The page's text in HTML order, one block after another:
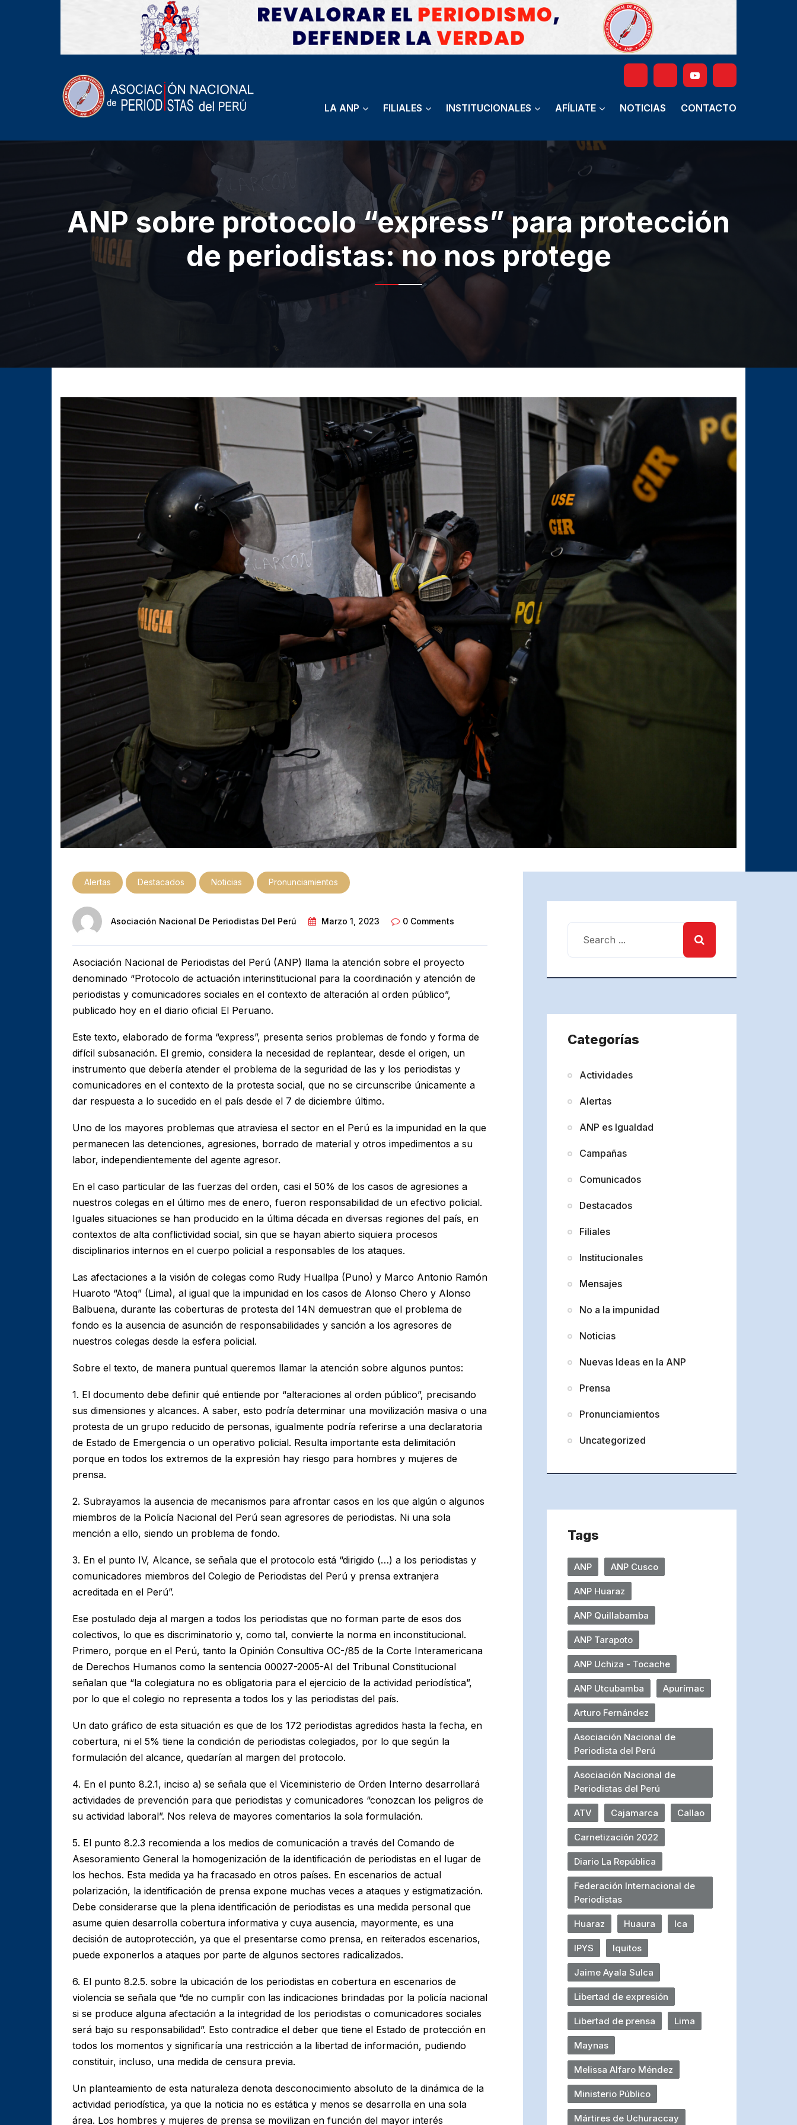
LA ANP FILIALES INSTITUCIONALES AFÍLIATE NOTICIAS CONTACTO
ANP sobre protocolo “express” para protección
de periodistas: no nos protege
Alertas Destacados Noticias Pronunciamientos
Asociación Nacional De Periodistas Del Perú Marzo 1, 2023 0 Comments
Asociación Nacional de Periodistas del Perú (ANP) llama la atención sobre el proyecto
denominado “Protocolo de actuación interinstitucional para la coordinación y atención de
periodistas y comunicadores sociales en el contexto de alteración al orden público”,
publicado hoy en el diario oficial El Peruano.
Este texto, elaborado de forma “express”, presenta serios problemas de fondo y forma de
difícil subsanación. El gremio, considera la necesidad de replantear, desde el origen, un
instrumento que debería atender el problema de la seguridad de las y los periodistas y
comunicadores en el contexto de la protesta social, que no se circunscribe únicamente a
dar respuesta a lo sucedido en el país desde el 7 de diciembre último.
Uno de los mayores problemas que atraviesa el sector en el Perú es la impunidad en la que
permanecen las detenciones, agresiones, borrado de material y otros impedimentos a su
labor, independientemente del agente agresor.
En el caso particular de las fuerzas del orden, casi el 50% de los casos de agresiones a
nuestros colegas en el último mes de enero, fueron responsabilidad de un efectivo policial.
Iguales situaciones se han producido en la última década en diversas regiones del país, en
contextos de alta conflictividad social, sin que se hayan abierto siquiera procesos
disciplinarios internos en el cuerpo policial a responsables de los ataques.
Las afectaciones a la visión de colegas como Rudy Huallpa (Puno) y Marco Antonio Ramón
Huaroto “Atoq” (Lima), al igual que la impunidad en los casos de Alonso Chero y Alonso
Balbuena, durante las coberturas de protesta del 14N demuestran que el problema de
fondo es la ausencia de asunción de responsabilidades y sanción a los agresores de
nuestros colegas desde la esfera policial.
Sobre el texto, de manera puntual queremos llamar la atención sobre algunos puntos:
1. El documento debe definir qué entiende por “alteraciones al orden público”, precisando
sus dimensiones y alcances. A saber, esto podría determinar una movilización masiva o una
protesta de un grupo reducido de personas, igualmente podría referirse a una declaratoria
de Estado de Emergencia o un operativo policial. Resulta importante esta delimitación
porque en todos los extremos de la expresión hay riesgo para hombres y mujeres de
prensa.
2. Subrayamos la ausencia de mecanismos para afrontar casos en los que algún o algunos
miembros de la Policía Nacional del Perú sean agresores de periodistas. Ni una sola
mención a ello, siendo un problema de fondo.
3. En el punto IV, Alcance, se señala que el protocolo está “dirigido (…) a los periodistas y
comunicadores miembros del Colegio de Periodistas del Perú y prensa extranjera
acreditada en el Perú”.
Ese postulado deja al margen a todos los periodistas que no forman parte de esos dos
colectivos, lo que es discriminatorio y, como tal, convierte la norma en inconstitucional.
Primero, porque en el Perú, tanto la Opinión Consultiva OC-/85 de la Corte Interamericana
de Derechos Humanos como la sentencia 00027-2005-AI del Tribunal Constitucional
señalan que “la colegiatura no es obligatoria para el ejercicio de la actividad periodística”,
por lo que el colegio no representa a todos los y las periodistas del país.
Un dato gráfico de esta situación es que de los 172 periodistas agredidos hasta la fecha, en
cobertura, ni el 5% tiene la condición de periodistas colegiados, por lo que según la
formulación del alcance, quedarían al margen del protocolo.
4. En el punto 8.2.1, inciso a) se señala que el Viceministerio de Orden Interno desarrollará
actividades de prevención para que periodistas y comunicadores “conozcan los peligros de
su actividad laboral”. Nos releva de mayores comentarios la sola formulación.
5. El punto 8.2.3 recomienda a los medios de comunicación a través del Comando de
Asesoramiento General la homogenización de la identificación de periodistas en el lugar de
los hechos. Esta medida ya ha fracasado en otros países. En escenarios de actual
polarización, la identificación de prensa expone muchas veces a ataques y estigmatización.
Debe considerarse que la plena identificación de periodistas es una medida personal que
asume quien desarrolla cobertura informativa y cuya ausencia, mayormente, es una
decisión de autoprotección, ya que el presentarse como prensa, en reiterados escenarios,
puede exponerlos a ataques por parte de algunos sectores radicalizados.
6. El punto 8.2.5. sobre la ubicación de los periodistas en cobertura en escenarios de
violencia se señala que “de no cumplir con las indicaciones brindadas por la policía nacional
si se produce alguna afectación a la integridad de los periodistas o comunicadores sociales
será bajo su responsabilidad”. Esto contradice el deber que tiene el Estado de protección en
todos los momentos y significaría una restricción a la libertad de información, pudiendo
constituir, incluso, una medida de censura previa.
Un planteamiento de esta naturaleza denota desconocimiento absoluto de la dinámica de la
actividad periodística, ya que la noticia no es estática y menos se desarrolla en una sola
área. Los hombres y mujeres de prensa se movilizan en función del mayor interés
Categorías
Actividades
Alertas
ANP es Igualdad
Campañas
Comunicados
Destacados
Filiales
Institucionales
Mensajes
No a la impunidad
Noticias
Nuevas Ideas en la ANP
Prensa
Pronunciamientos
Uncategorized
Tags
ANP ANP Cusco
ANP Huaraz
ANP Quillabamba
ANP Tarapoto
ANP Uchiza - Tocache
ANP Utcubamba Apurímac
Arturo Fernández
Asociación Nacional de
Periodista del Perú
Asociación Nacional de
Periodistas del Perú
ATV Cajamarca Callao
Carnetización 2022
Diario La República
Federación Internacional de
Periodistas
Huaraz Huaura Ica
IPYS Iquitos
Jaime Ayala Sulca
Libertad de expresión
Libertad de prensa Lima
Maynas
Melissa Alfaro Méndez
Ministerio Público
Mártires de Uchuraccay